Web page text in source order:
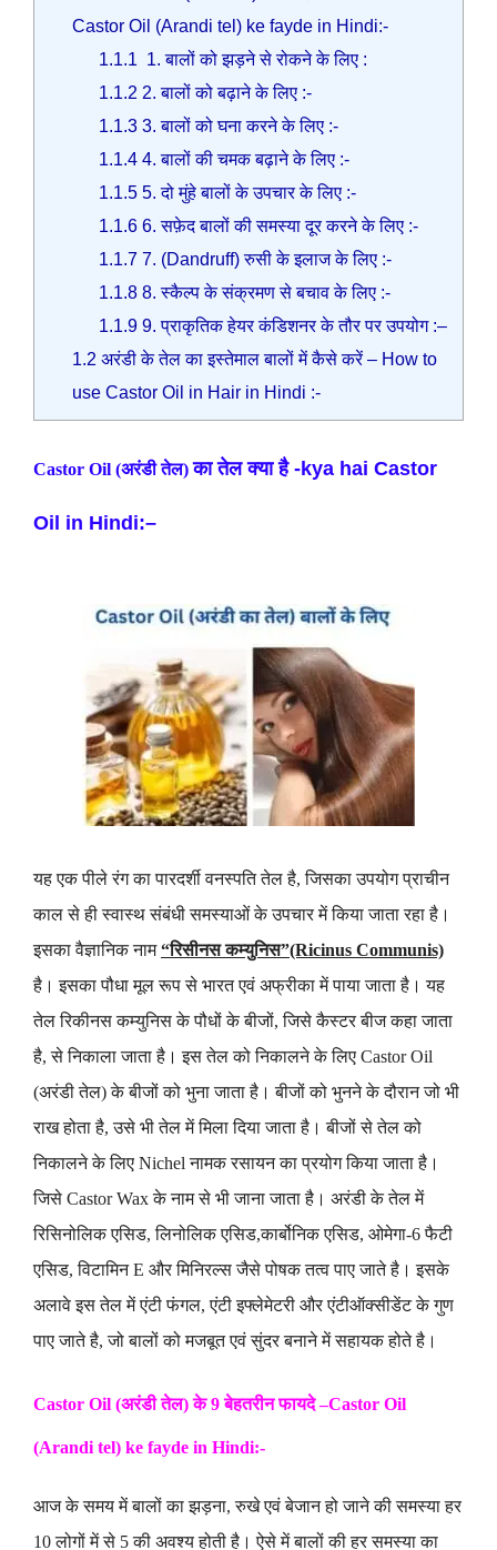
Castor Oil (Arandi tel) ke fayde in Hindi:-
1.1.1 1. बालों को झड़ने से रोकने के लिए :
1.1.2 2. बालों को बढ़ाने के लिए :-
1.1.3 3. बालों को घना करने के लिए :-
1.1.4 4. बालों की चमक बढ़ाने के लिए :-
1.1.5 5. दो मुंहे बालों के उपचार के लिए :-
1.1.6 6. सफ़ेद बालों की समस्या दूर करने के लिए :-
1.1.7 7. (Dandruff) रुसी के इलाज के लिए :-
1.1.8 8. स्कैल्प के संक्रमण से बचाव के लिए :-
1.1.9 9. प्राकृतिक हेयर कंडिशनर के तौर पर उपयोग :–
1.2 अरंडी के तेल का इस्तेमाल बालों में कैसे करें – How to
use Castor Oil in Hair in Hindi :-
Castor Oil (अरंडी तेल)का तेल क्या है -kya hai Castor
Oil in Hindi:–
यह एक पीले रंग का पारदर्शी वनस्पति तेल है, जिसका उपयोग प्राचीन
काल से ही स्वास्थ संबंधी समस्याओं के उपचार में किया जाता रहा है।
इसका वैज्ञानिक नाम“रिसीनस कम्युनिस”(Ricinus Communis)
है। इसका पौधा मूल रूप से भारत एवं अफ्रीका में पाया जाता है। यह
तेल रिकीनस कम्युनिस के पौधों के बीजों, जिसे कैस्टर बीज कहा जाता
है, से निकाला जाता है। इस तेल को निकालने के लिए Castor Oil
(अरंडी तेल) के बीजों को भुना जाता है। बीजों को भुनने के दौरान जो भी
राख होता है, उसे भी तेल में मिला दिया जाता है। बीजों से तेल को
निकालने के लिए Nichel नामक रसायन का प्रयोग किया जाता है।
जिसे Castor Wax के नाम से भी जाना जाता है। अरंडी के तेल में
रिसिनोलिक एसिड,लिनोलिक एसिड,कार्बोनिक एसिड, ओमेगा-6 फैटी
एसिड, विटामिन E और मिनिरल्स जैसे पोषक तत्व पाए जाते है। इसके
अलावे इस तेल में एंटी फंगल, एंटी इफ्लेमेटरी और एंटीऑक्सीडेंट के गुण
पाए जाते है, जो बालों को मजबूत एवं सुंदर बनाने में सहायक होते है।
Castor Oil (अरंडी तेल)के 9 बेहतरीन फायदे –Castor Oil
(Arandi tel) ke fayde in Hindi:-
आज के समय में बालों का झड़ना, रुखे एवं बेजान हो जाने की समस्या हर
10 लोगों में से 5 की अवश्य होती है। ऐसे में बालों की हर समस्या का